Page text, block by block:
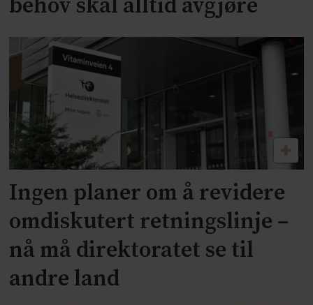
behov skal alltid avgjøre
Ingen planer om å revidere
omdiskutert retningslinje –
nå må direktoratet se til
andre land